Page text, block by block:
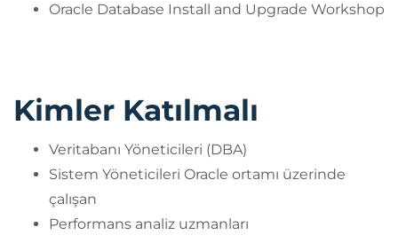
Oracle Database Install and Upgrade Workshop
Kimler Katılmalı
Veritabanı Yöneticileri (DBA)
Sistem Yöneticileri Oracle ortamı üzerinde
çalışan
Performans analiz uzmanları